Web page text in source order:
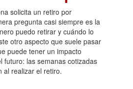
solicita un retiro por
pregunta casi siempre es la
puedo retirar y cuándo lo
otro aspecto que suele pasar
puede tener un impacto
futuro: las semanas cotizadas
al realizar el retiro.